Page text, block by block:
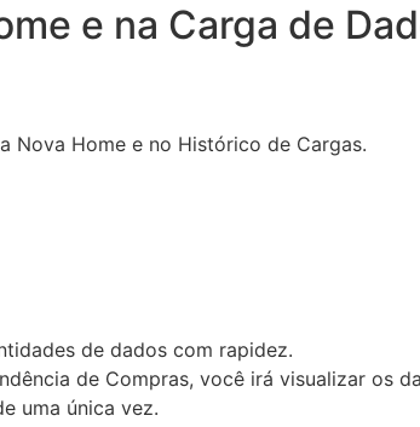
e na Carga de
Nova Home e no Histórico de Cargas.
de dados com rapidez.
de Compras, você irá visualizar os
uma única vez.